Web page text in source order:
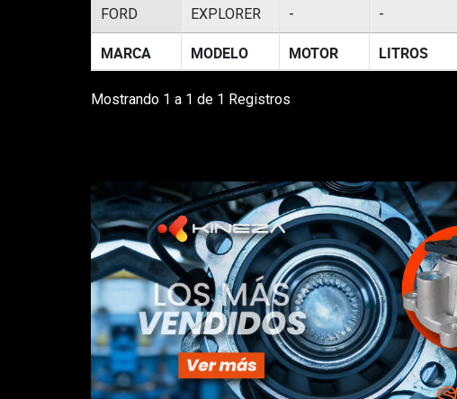
FORD EXPLORER - -
MARCA MODELO MOTOR LITROS
Mostrando 1 a 1 de 1 Registros